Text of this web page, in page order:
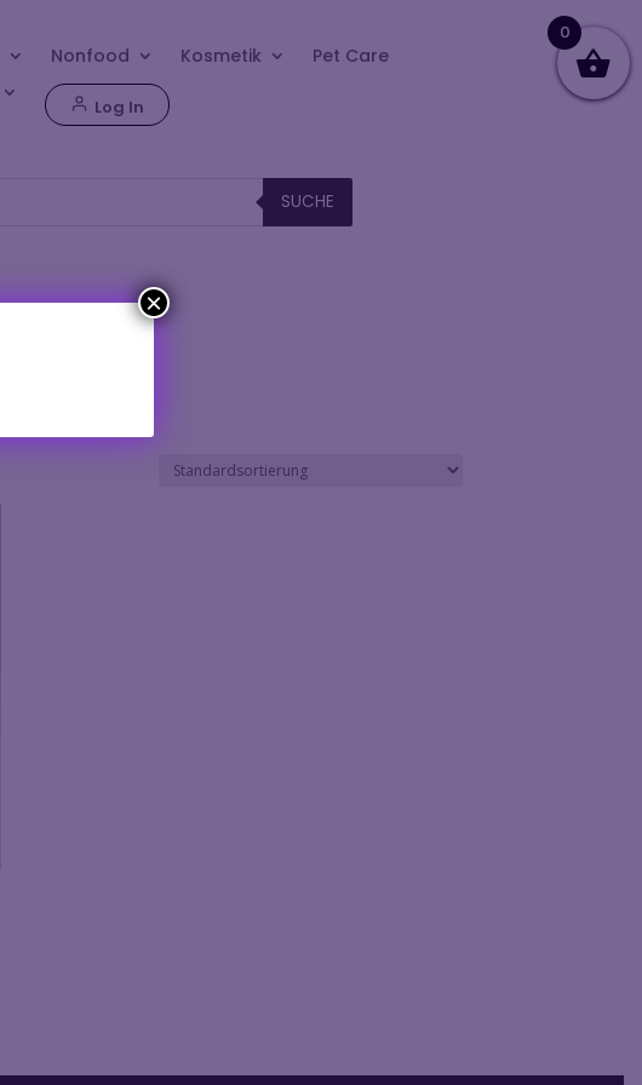
Nonfood Kosmetik
Pet Care
Log In
SUCHE
×
0